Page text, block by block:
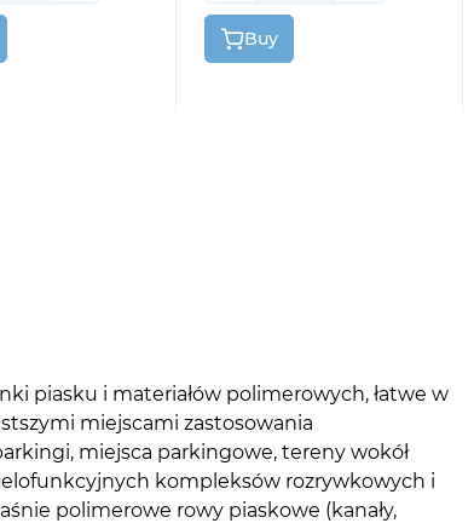
Buy
piasku i materiałów polimerowych, łatwe w
miejscami zastosowania
miejsca parkingowe, tereny wokół
kompleksów rozrywkowych i
polimerowe rowy piaskowe (kanały,